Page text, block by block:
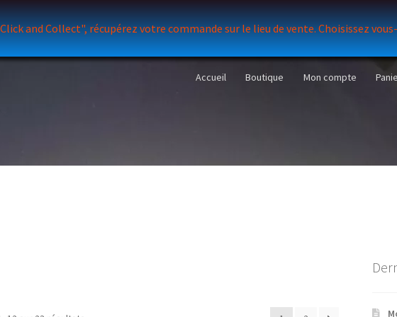
and Collect", récupérez votre commande sur le lieu de vente. Choisissez
Accueil Boutique Mon compte